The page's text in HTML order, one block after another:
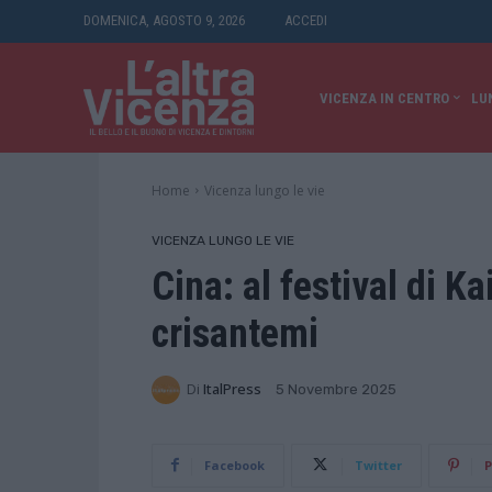
DOMENICA, AGOSTO 9, 2026 ACCEDI
VICENZA IN CENTRO
Home Vicenza lungo le vie
VICENZA LUNGO LE VIE
Cina: al festival di
crisantemi
Di ItalPress 5 Novembre 2025
Facebook Twitter